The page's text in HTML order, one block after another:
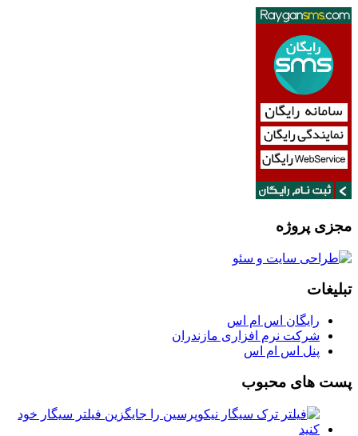
مجزی پروژه
تبلیغات
رایگان اس ام اس
شرکت نرم افزاری مازندران
پنل اس ام اس
پست های محبوب